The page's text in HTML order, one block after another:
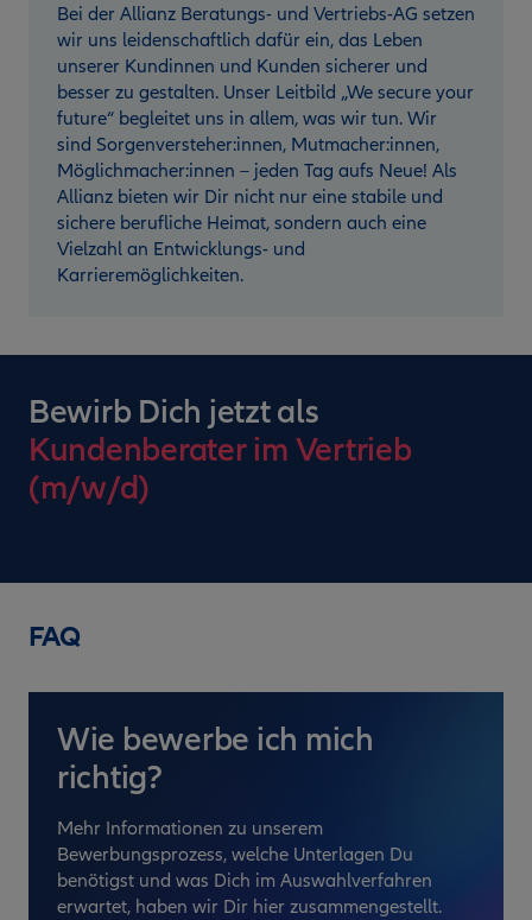
Bei der Allianz Beratungs- und Vertriebs-AG setzen
wir uns leidenschaftlich dafür ein, das Leben
unserer Kundinnen und Kunden sicherer und
besser zu gestalten. Unser Leitbild „We secure your
future“ begleitet uns in allem, was wir tun. Wir
sind Sorgenversteher:innen, Mutmacher:innen,
Möglichmacher:innen – jeden Tag aufs Neue! Als
Allianz bieten wir Dir nicht nur eine stabile und
sichere berufliche Heimat, sondern auch eine
Vielzahl an Entwicklungs- und
Karrieremöglichkeiten.
Bewirb Dich jetzt als
Kundenberater im Vertrieb
(m/w/d)
FAQ
Wie bewerbe ich mich
richtig?
Mehr Informationen zu unserem
Bewerbungsprozess, welche Unterlagen Du
benötigst und was Dich im Auswahlverfahren
erwartet, haben wir Dir hier zusammengestellt.